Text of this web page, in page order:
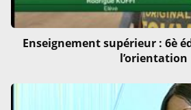
Enseignement supérieur : 6è
l’orientation